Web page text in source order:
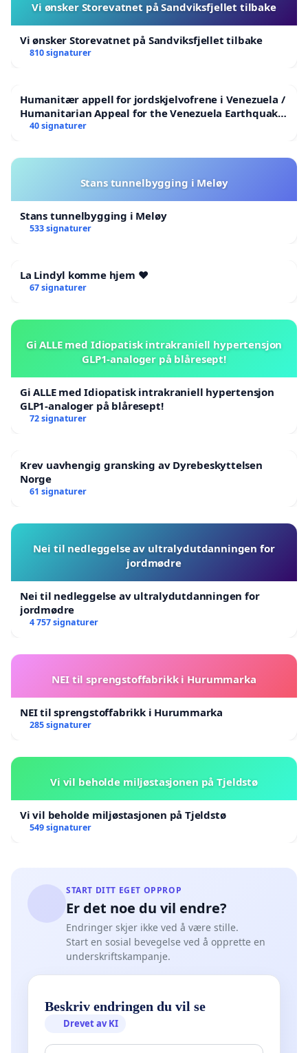
Vi ønsker Storevatnet på Sandviksfjellet tilbake
Vi ønsker Storevatnet på Sandviksfjellet tilbake
810 signaturer
Humanitær appell for jordskjelvofrene i Venezuela /
Humanitarian Appeal for the Venezuela Earthquake
Victims
40 signaturer
Stans tunnelbygging i Meløy
Stans tunnelbygging i Meløy
533 signaturer
La Lindyl komme hjem ❤️
67 signaturer
Gi ALLE med Idiopatisk intrakraniell hypertensjon
GLP1-analoger på blåresept!
Gi ALLE med Idiopatisk intrakraniell hypertensjon
GLP1-analoger på blåresept!
72 signaturer
Krev uavhengig gransking av Dyrebeskyttelsen
Norge
61 signaturer
Nei til nedleggelse av ultralydutdanningen for
jordmødre
Nei til nedleggelse av ultralydutdanningen for
jordmødre
4 757 signaturer
NEI til sprengstoffabrikk i Hurummarka
NEI til sprengstoffabrikk i Hurummarka
285 signaturer
Vi vil beholde miljøstasjonen på Tjeldstø
Vi vil beholde miljøstasjonen på Tjeldstø
549 signaturer
START DITT EGET OPPROP
Er det noe du vil endre?
Endringer skjer ikke ved å være stille.
Start en sosial bevegelse ved å opprette en
underskriftskampanje.
Beskriv endringen du vil se
Drevet av KI